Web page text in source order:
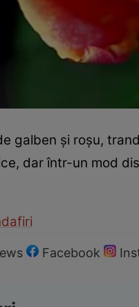
galben şi roşu,
dar într-un mod
Facebook